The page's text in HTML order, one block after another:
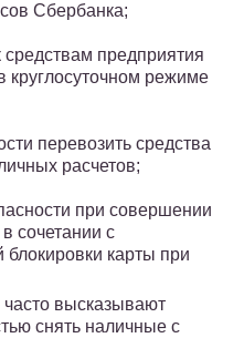
Сбербанка;
предприятия
круглосуточном режиме
перевозить средства
расчетов;
при совершении
сочетании с
карты при
высказывают
снять наличные с